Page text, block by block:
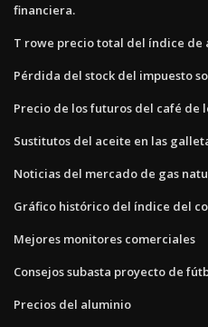
financiera.
T rowe precio total del índice de
Pérdida del stock del impuesto
Precio de los futuros del café de
Sustitutos del aceite en las
Noticias del mercado de gas
Gráfico histórico del índice del
Mejores monitores comerciales
Consejos subasta proyecto de
Precios del aluminio